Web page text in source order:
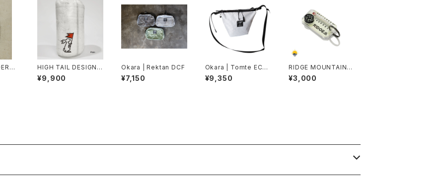
HIGH TAIL DESIGNS
| 3.5L Stuff Sack
¥9,900
Okara | Rektan DCF
¥7,150
Okara | Tomte ECO
PAK
¥9,350
RIDGE MOUNTAIN G
EAR | Therm-o-com
pass RIDGE Ver. Lu
¥3,000